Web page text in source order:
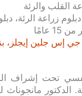
القلب والرئة
زراعة الرئة،
15 عامًا
إس جلين إيجلز،
تحت إشراف
الدكتور